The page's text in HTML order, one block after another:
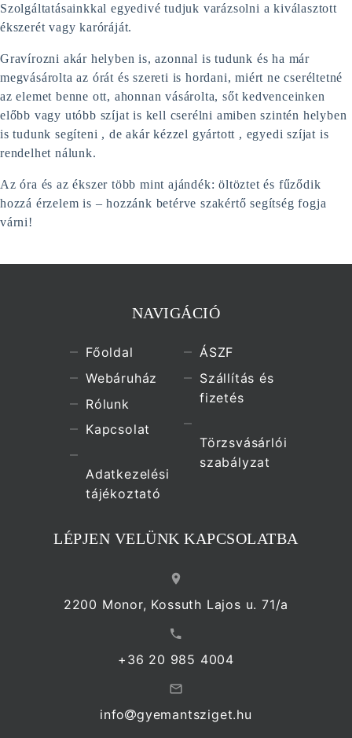
Szolgáltatásainkkal egyedivé tudjuk varázsolni a kiválasztott
ékszerét vagy karóráját.
Gravírozni akár helyben is, azonnal is tudunk és ha már
megvásárolta az órát és szereti is hordani, miért ne cseréltetné
az elemet benne ott, ahonnan vásárolta, sőt kedvenceinken
előbb vagy utóbb szíjat is kell cserélni amiben szintén helyben
is tudunk segíteni , de akár kézzel gyártott , egyedi szíjat is
rendelhet nálunk.
Az óra és az ékszer több mint ajándék: öltöztet és fűződik
hozzá érzelem is – hozzánk betérve szakértő segítség fogja
várni!
NAVIGÁCIÓ
Főoldal
Webáruház
Rólunk
Kapcsolat
Adatkezelési
tájékoztató
ÁSZF
Szállítás és
fizetés
Törzsvásárlói
szabályzat
LÉPJEN VELÜNK KAPCSOLATBA
2200 Monor, Kossuth Lajos u. 71/a
+36 20 985 4004
info gyemantsziget.hu